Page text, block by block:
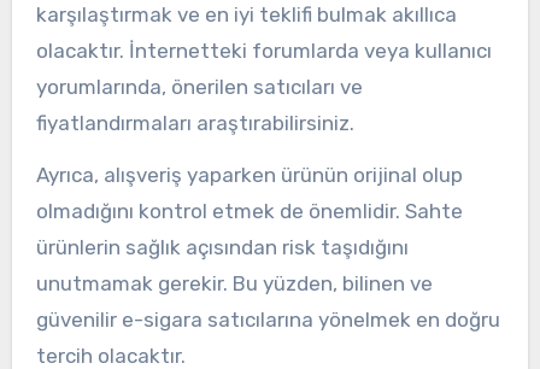
karşılaştırmak ve en iyi teklifi bulmak akıllıca
olacaktır. İnternetteki forumlarda veya kullanıcı
yorumlarında, önerilen satıcıları ve
fiyatlandırmaları araştırabilirsiniz.
Ayrıca, alışveriş yaparken ürünün orijinal olup
olmadığını kontrol etmek de önemlidir. Sahte
ürünlerin sağlık açısından risk taşıdığını
unutmamak gerekir. Bu yüzden, bilinen ve
güvenilir e-sigara satıcılarına yönelmek en doğru
tercih olacaktır.